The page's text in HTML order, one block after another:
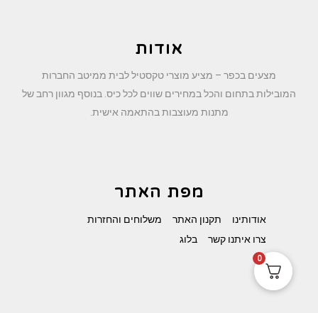
אודות
מצעים בכפר – מציע מוצרי טקסטיל לבית ממיטב החברות
המובילות בתחום והכל במחירים שווים לכל כיס. בנוסף מגוון רחב של
מתנות מעוצבות בהתאמה אישית.
מפת האתר
אודותינו תקנון האתר
משלוחים והחזרות
צרו איתנו קשר
בלוג
0